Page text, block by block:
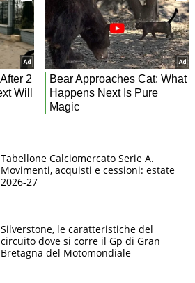
Tabellone Calciomercato Serie A.
Movimenti, acquisti e cessioni: estate
2026-27
Silverstone, le caratteristiche del
circuito dove si corre il Gp di Gran
Bretagna del Motomondiale